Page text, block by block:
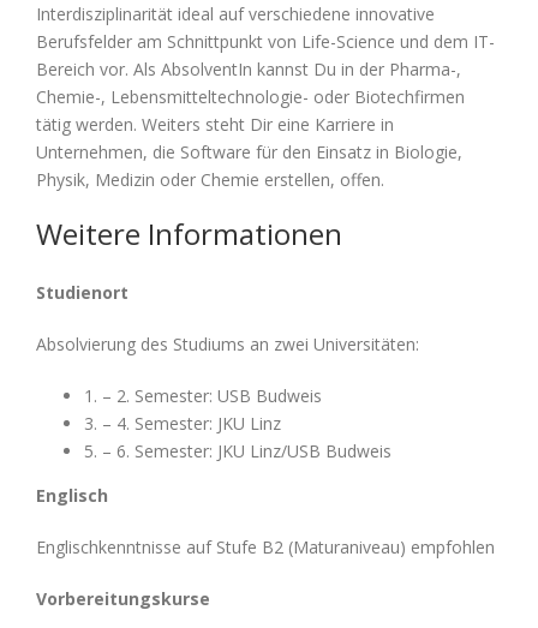
Interdisziplinarität ideal auf verschiedene innovative
Berufsfelder am Schnittpunkt von Life-Science und dem IT-
Bereich vor. Als AbsolventIn kannst Du in der Pharma-,
Chemie-, Lebensmitteltechnologie- oder Biotechfirmen
tätig werden. Weiters steht Dir eine Karriere in
Unternehmen, die Software für den Einsatz in Biologie,
Physik, Medizin oder Chemie erstellen, offen.
Weitere Informationen
Studienort
Absolvierung des Studiums an zwei Universitäten:
1. – 2. Semester: USB Budweis
3. – 4. Semester: JKU Linz
5. – 6. Semester: JKU Linz/USB Budweis
Englisch
Englischkenntnisse auf Stufe B2 (Maturaniveau) empfohlen
Vorbereitungskurse